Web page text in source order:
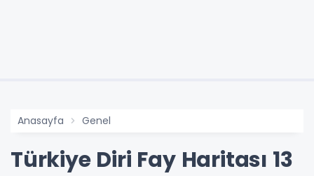
Anasayfa Genel
Türkiye Diri Fay Haritası 13